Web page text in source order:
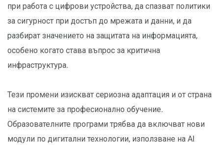
при работа с цифрови устройства, да спазват политики
за сигурност при достъп до мрежата и данни, и да
разбират значението на защитата на информацията,
особено когато става въпрос за критична
инфраструктура.
Тези промени изискват сериозна адаптация и от страна
на системите за професионално обучение.
Образователните програми трябва да включват нови
модули по дигитални технологии, използване на AI